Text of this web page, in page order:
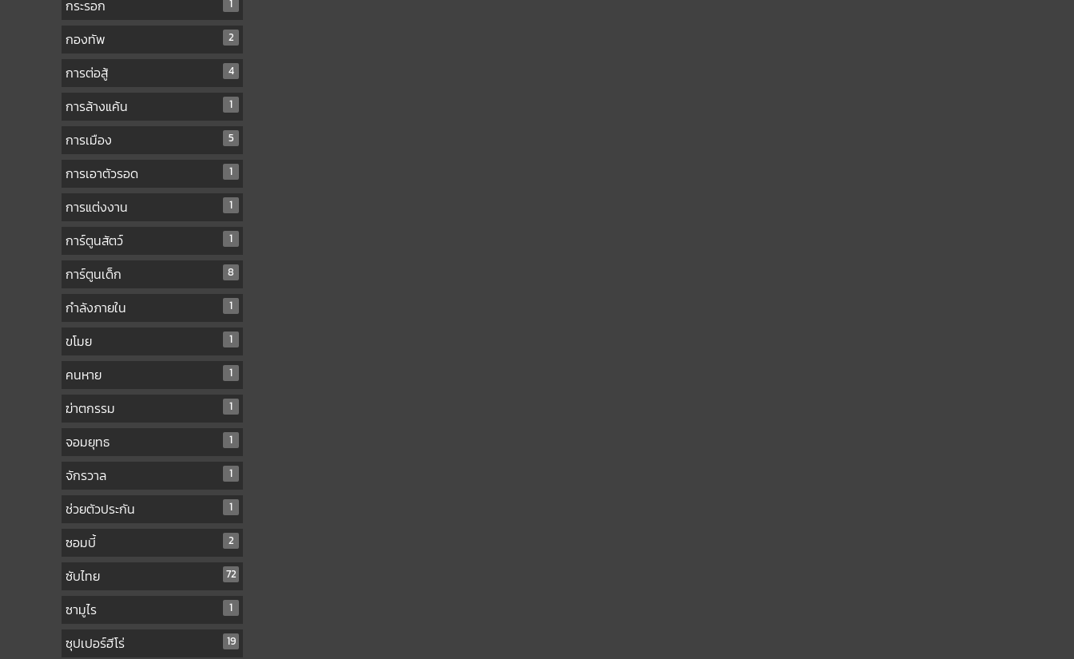
กระรอก 1
กองทัพ 2
การต่อสู้ 4
การล้างแค้น 1
การเมือง 5
การเอาตัวรอด 1
การแต่งงาน 1
การ์ตูนสัตว์ 1
การ์ตูนเด็ก 8
กำลังภายใน 1
ขโมย 1
คนหาย 1
ฆ่าตกรรม 1
จอมยุทธ 1
จักรวาล 1
ช่วยตัวประกัน 1
ซอมบี้ 2
ซับไทย 72
ซามูไร 1
ซุปเปอร์ฮีโร่ 19